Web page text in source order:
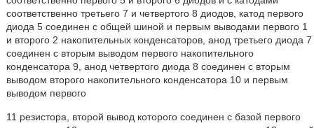
соответственно третьего 7 и четвертого 8 диодов, катод первого
диода 5 соединен с общей шиной и первым выводами первого 1
и второго 2 накопительных конденсаторов, анод третьего диода 7
соединен с вторым выводом первого накопительного
конденсатора 9, анод четвертого диода 8 соединен с вторым
выводом второго накопительного конденсатора 10 и первым
выводом первого
11 резистора, второй вывод которого соединен с базой первого